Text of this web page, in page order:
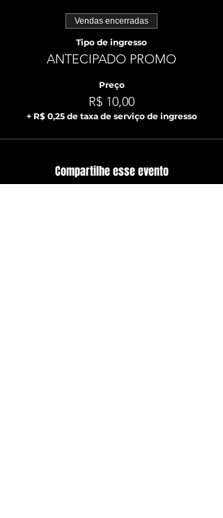
Vendas encerradas
Tipo de ingresso
ANTECIPADO PROMO
Preço
R$ 10,00
+ R$ 0,25 de taxa de serviço de ingresso
Compartilhe esse evento